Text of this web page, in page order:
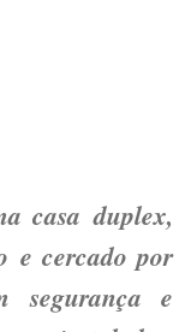
casa duplex,
e cercado por
segurança e